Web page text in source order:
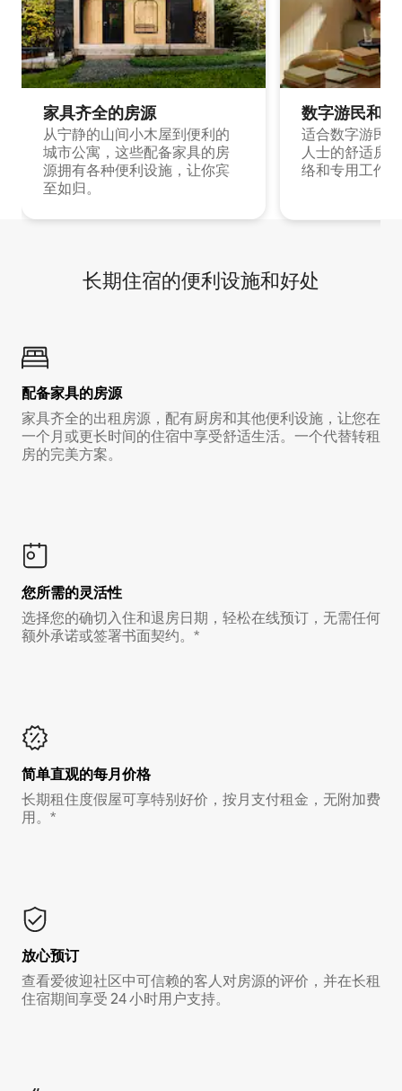
家具齐全的房源
从宁静的山间小木屋到便利的
城市公寓，这些配备家具的房
源拥有各种便利设施，让你宾
至如归。
数字游民和
适合数字游民
人士的舒适房
络和专用工作
长期住宿的便利设施和好处
配备家具的房源
家具齐全的出租房源，配有厨房和其他便利设施，让您在
一个月或更长时间的住宿中享受舒适生活。一个代替转租
房的完美方案。
您所需的灵活性
选择您的确切入住和退房日期，轻松在线预订，无需任何
额外承诺或签署书面契约。*
简单直观的每月价格
长期租住度假屋可享特别好价，按月支付租金，无附加费
用。*
放心预订
查看爱彼迎社区中可信赖的客人对房源的评价，并在长租
住宿期间享受 24 小时用户支持。